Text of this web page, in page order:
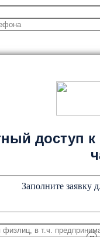
доступ к
Заполните заявку